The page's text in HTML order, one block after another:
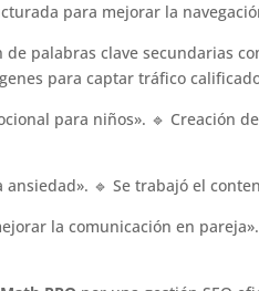
para mejorar la
palabras clave secundarias
para captar tráfico
para niños». 🔹 Creación
🔹 Se trabajó el
la comunicación en